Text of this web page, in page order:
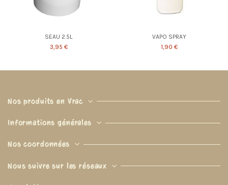
SEAU 2.5L
3,95 €
VAPO SPRAY
1,90 €
Nos produits en Vrac
Informations générales
Nos coordonnées
Nous suivre sur les réseaux